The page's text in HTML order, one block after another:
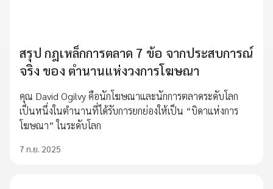
สรุป กฎเหล็กการตลาด 7 ข้อ จากประสบการณ์
จริง ของ ตำนานแห่งวงการโฆษณา
คุณ David Ogilvy คือนักโฆษณาและนักการตลาดระดับโลก
เป็นหนึ่งในตำนานที่ได้รับการยกย่องให้เป็น “บิดาแห่งการ
โฆษณา” ในระดับโลก
7 ก.ย. 2025